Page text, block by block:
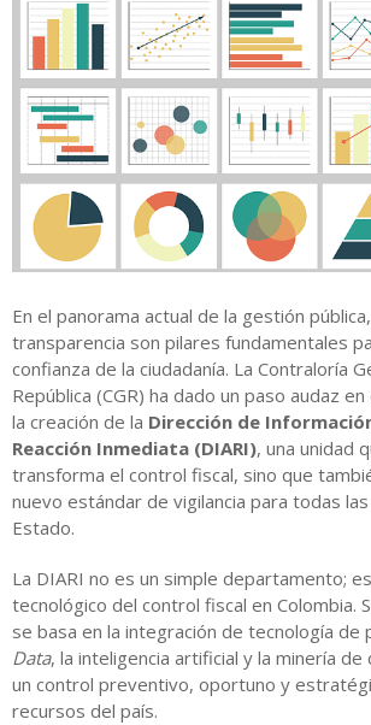
En el panorama actual de la gestión
transparencia son pilares fundamentales
confianza de la ciudadanía. La Contraloría
República (CGR) ha dado un paso audaz
la creación de la Dirección de
Reacción Inmediata (DIARI), una unidad
transforma el control fiscal, sino que
nuevo estándar de vigilancia para todas
Estado.
La DIARI no es un simple departamento;
tecnológico del control fiscal en Colombia.
se basa en la integración de tecnología de
Data, la inteligencia artificial y la minería
un control preventivo, oportuno y
recursos del país.